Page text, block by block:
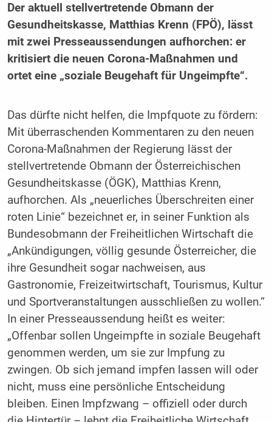
Der aktuell stellvertretende Obmann der
Gesundheitskasse, Matthias Krenn (FPÖ), lässt
mit zwei Presseaussendungen aufhorchen: er
kritisiert die neuen Corona-Maßnahmen und
ortet eine „soziale Beugehaft für Ungeimpfte“.
Das dürfte nicht helfen, die Impfquote zu fördern:
Mit überraschenden Kommentaren zu den neuen
Corona-Maßnahmen der Regierung lässt der
stellvertretende Obmann der Österreichischen
Gesundheitskasse (ÖGK), Matthias Krenn,
aufhorchen. Als „neuerliches Überschreiten einer
roten Linie“ bezeichnet er, in seiner Funktion als
Bundesobmann der Freiheitlichen Wirtschaft die
„Ankündigungen, völlig gesunde Österreicher, die
ihre Gesundheit sogar nachweisen, aus
Gastronomie, Freizeitwirtschaft, Tourismus, Kultur
und Sportveranstaltungen ausschließen zu wollen.“
In einer Presseaussendung heißt es weiter:
„Offenbar sollen Ungeimpfte in soziale Beugehaft
genommen werden, um sie zur Impfung zu
zwingen. Ob sich jemand impfen lassen will oder
nicht, muss eine persönliche Entscheidung
bleiben. Einen Impfzwang – offiziell oder durch